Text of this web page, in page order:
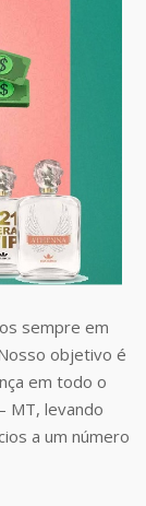
sempre em
objetivo é
em todo o
MT, levando
a um número